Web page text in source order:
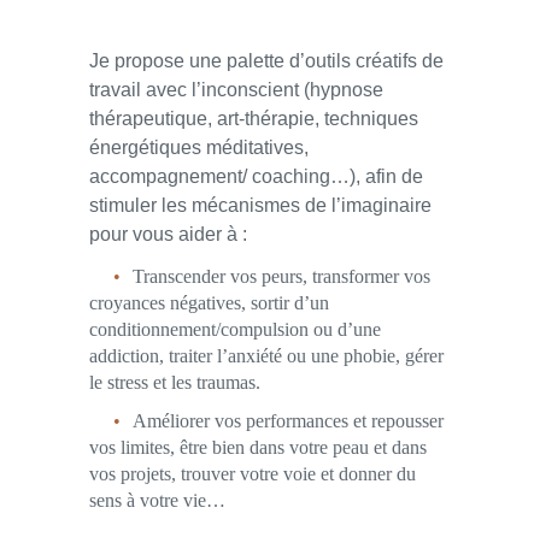
Je propose une palette d’outils créatifs de
travail avec l’inconscient (hypnose
thérapeutique, art-thérapie, techniques
énergétiques méditatives,
accompagnement/ coaching…), afin de
stimuler les mécanismes de l’imaginaire
pour vous aider à :
Transcender vos peurs, transformer vos
croyances négatives, sortir d’un
conditionnement/compulsion ou d’une
addiction, traiter l’anxiété ou une phobie, gérer
le stress et les traumas.
Améliorer vos performances et repousser
vos limites, être bien dans votre peau et dans
vos projets, trouver votre voie et donner du
sens à votre vie…